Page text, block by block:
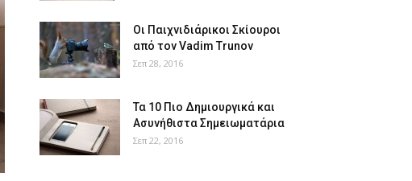
Οι Παιχνιδιάρικοι Σκίουροι
από τον Vadim Trunov
Σεπ 28, 2016
Τα 10 Πιο Δημιουργικά και
Ασυνήθιστα Σημειωματάρια
Σεπ 22, 2016